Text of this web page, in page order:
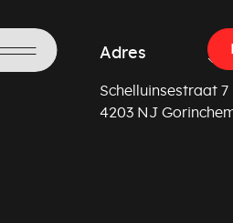
Adres
Schelluinsestraat 7
4203 NJ